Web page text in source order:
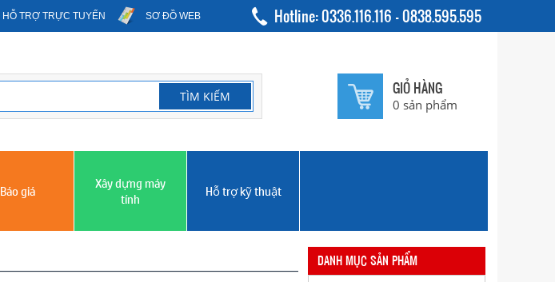
HỖ TRỢ TRỰC TUYẾN SƠ ĐỒ WEB Hotline: 0336.116.116 - 0838.595.595
GIỎ HÀNG
0 sản phẩm
Báo giá
Xây dựng máy
tính
Hỗ trợ kỹ thuật
DANH MỤC SẢN PHẨM